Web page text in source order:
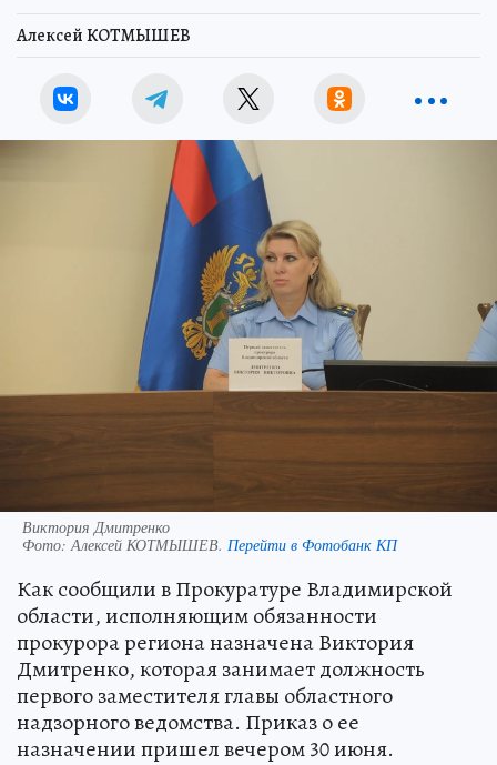
Алексей КОТМЫШЕВ
Виктория Дмитренко
Фото: Алексей КОТМЫШЕВ. Перейти в Фотобанк КП
Как сообщили в Прокуратуре Владимирской
области, исполняющим обязанности
прокурора региона назначена Виктория
Дмитренко, которая занимает должность
первого заместителя главы областного
надзорного ведомства. Приказ о ее
назначении пришел вечером 30 июня.